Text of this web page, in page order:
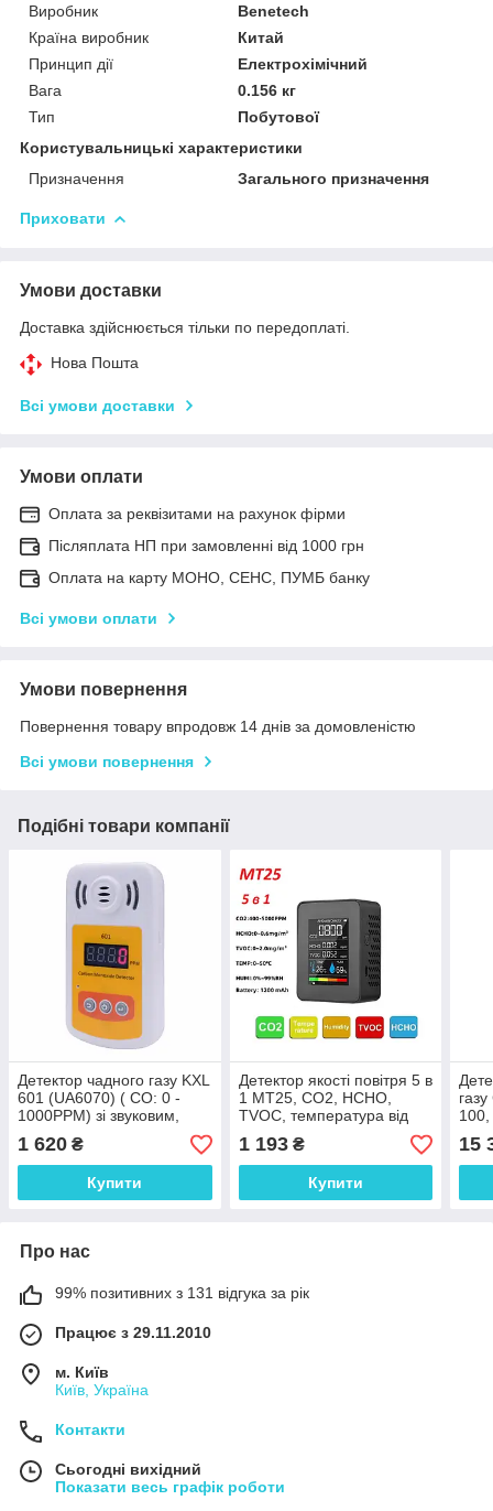
Виробник
Benetech
Країна виробник
Китай
Принцип дії
Електрохімічний
Вага
0.156 кг
Тип
Побутової
Користувальницькі характеристики
Призначення
Загального призначення
Приховати
Умови доставки
Доставка здійснюється тільки по передоплаті.
Нова Пошта
Всі умови доставки
Умови оплати
Оплата за реквізитами на рахунок фірми
Післяплата НП при замовленні від 1000 грн
Оплата на карту МОНО, СЕНС, ПУМБ банку
Всі умови оплати
Умови повернення
Повернення товару впродовж 14 днів за домовленістю
Всі умови повернення
Подібні товари компанії
Детектор чадного газу KXL
601 (UA6070) ( CO: 0 -
1000PPM) зі звуковим,
світловим і вібросигналом
1 620 ₴
Купити
Детектор якості повітря 5 в
1 MT25, CO2, HCHO,
TVOC, температура від
0°С до 50°С, вологість від
0 до 99%
1 193₴
Купити
100,
15
Про нас
99% позитивних з 131 відгука за рік
Працює з 29.11.2010
м. Київ
Київ, Україна
Контакти
Сьогодні вихідний
Показати весь графік роботи